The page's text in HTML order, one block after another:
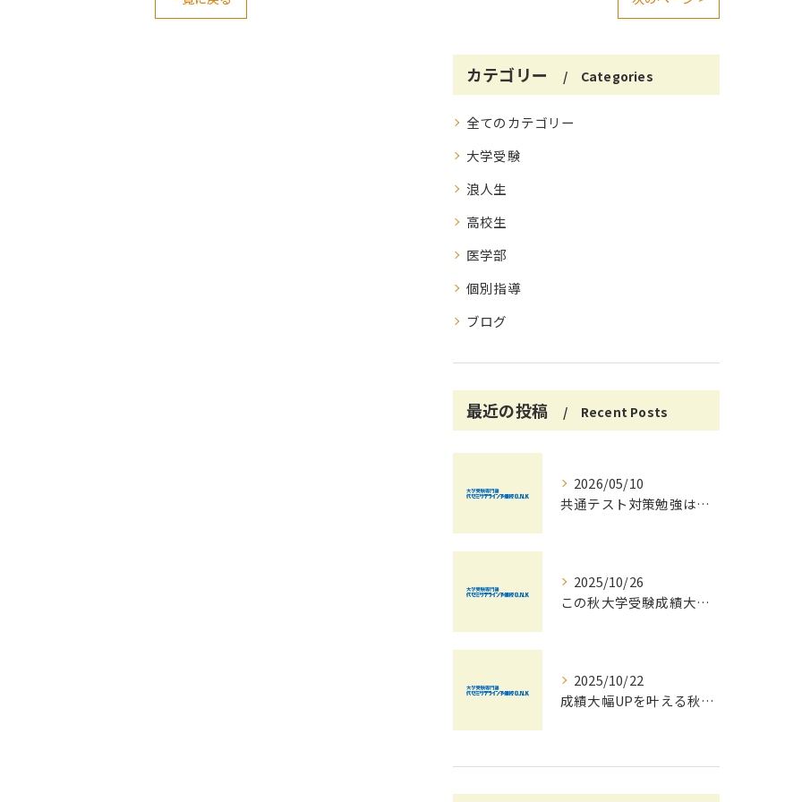
カテゴリー Categories
全てのカテゴリー
大学受験
浪人生
高校生
医学部
個別指導
ブログ
最近の投稿 Recent Posts
2026/05/10
共通テスト対策勉強は早めに始めましょう！
2025/10/26
この秋大学受験成績大幅UPの秘訣
2025/10/22
成績大幅UPを叶える秋の効率学習法